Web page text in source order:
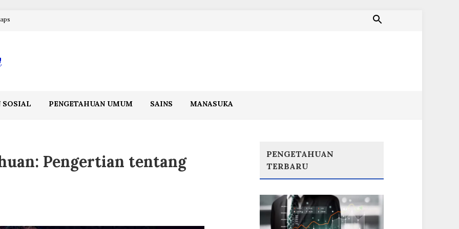
SOSIAL PENGETAHUAN UMUM SAINS MANASUKA
Pengertian tentang
PENGETAHUAN
TERBARU